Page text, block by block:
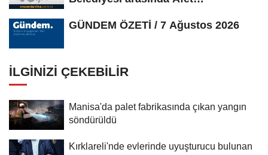
GÜNDEM ÖZETİ / 7 Ağustos 2026
İLGINIZI ÇEKEBILIR
Manisa'da palet fabrikasında çıkan yangın
söndürüldü
Kırklareli'nde evlerinde uyuşturucu bulunan